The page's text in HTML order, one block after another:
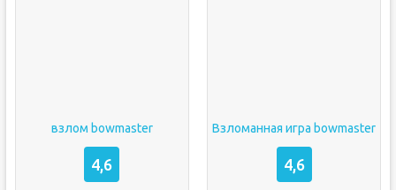
взлом bowmaster
4,6
Взломанная игра bowmaster
4,6